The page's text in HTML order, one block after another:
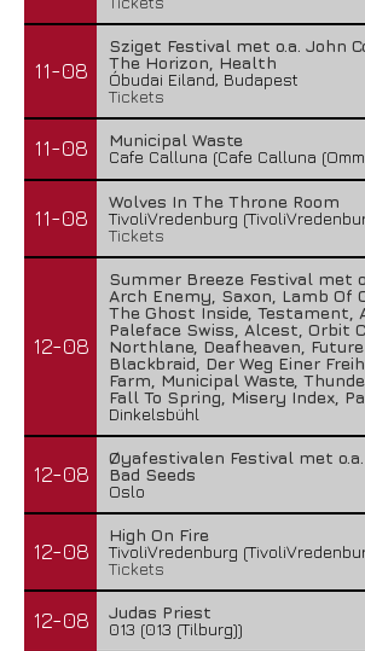
11-08
Sziget Festival met o.a. John
The Horizon, Health
Óbudai Eiland, Budapest
Tickets
11-08
Municipal Waste
Cafe Calluna (Cafe Calluna
11-08
Wolves In The Throne Room
TivoliVredenburg
Tickets
12-08
Summer Breeze Festival met
Arch Enemy, Saxon, Lamb Of
The Ghost Inside, Testament,
Paleface Swiss, Alcest, Orbit
Northlane, Deafheaven, Future
Blackbraid, Der Weg Einer
Farm, Municipal Waste,
Fall To Spring, Misery Index,
Dinkelsbühl
12-08
Øyafestivalen Festival met
Bad Seeds
Oslo
12-08
High On Fire
TivoliVredenburg
Tickets
12-08
Judas Priest
013 (013 (Tilburg))